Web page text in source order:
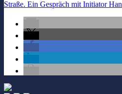
Straße. Ein Gespräch mit Initiator